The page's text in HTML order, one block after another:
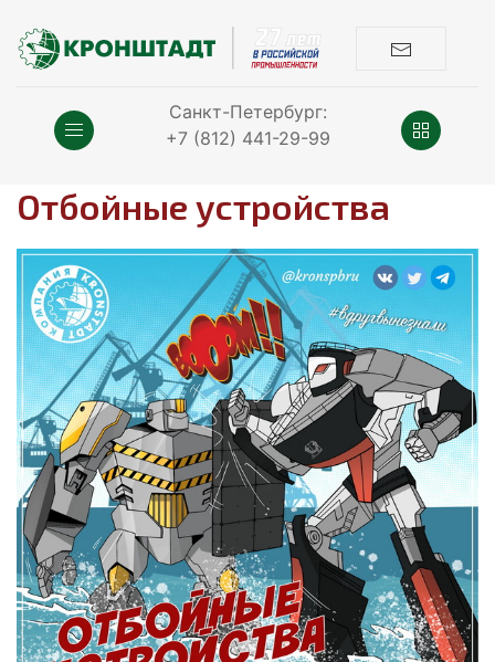
Санкт-Петербург:
+7 (812) 441-29-99
Отбойные устройства